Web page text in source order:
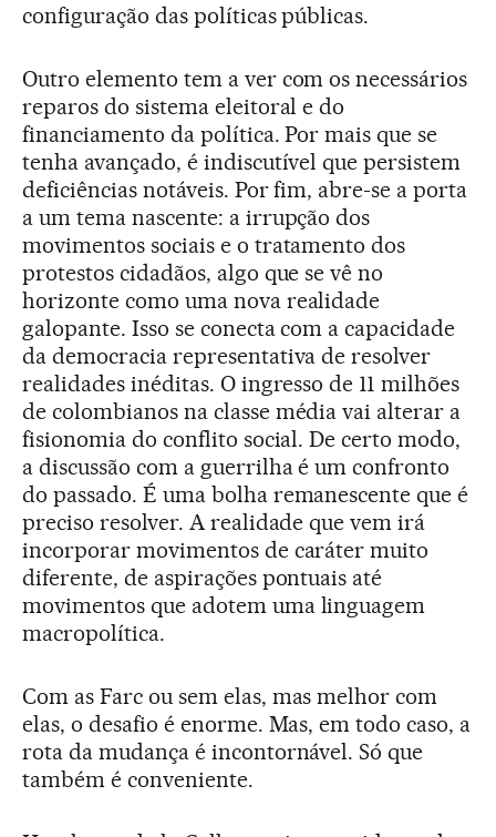
configuração das políticas públicas.
Outro elemento tem a ver com os necessários
reparos do sistema eleitoral e do
financiamento da política. Por mais que se
tenha avançado, é indiscutível que persistem
deficiências notáveis. Por fim, abre-se a porta
a um tema nascente: a irrupção dos
movimentos sociais e o tratamento dos
protestos cidadãos, algo que se vê no
horizonte como uma nova realidade
galopante. Isso se conecta com a capacidade
da democracia representativa de resolver
realidades inéditas. O ingresso de 11 milhões
de colombianos na classe média vai alterar a
fisionomia do conflito social. De certo modo,
a discussão com a guerrilha é um confronto
do passado. É uma bolha remanescente que é
preciso resolver. A realidade que vem irá
incorporar movimentos de caráter muito
diferente, de aspirações pontuais até
movimentos que adotem uma linguagem
macropolítica.
Com as Farc ou sem elas, mas melhor com
elas, o desafio é enorme. Mas, em todo caso, a
rota da mudança é incontornável. Só que
também é conveniente.